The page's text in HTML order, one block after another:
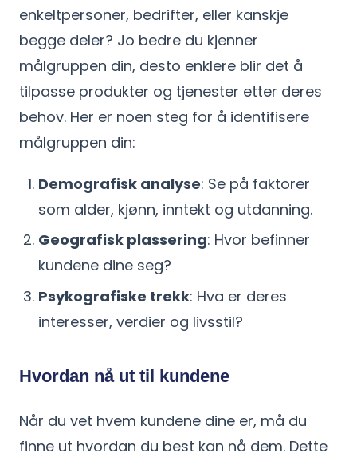
enkeltpersoner, bedrifter, eller kanskje
begge deler? Jo bedre du kjenner
målgruppen din, desto enklere blir det å
tilpasse produkter og tjenester etter deres
behov. Her er noen steg for å identifisere
målgruppen din:
Demografisk analyse: Se på faktorer
som alder, kjønn, inntekt og utdanning.
Geografisk plassering: Hvor befinner
kundene dine seg?
Psykografiske trekk: Hva er deres
interesser, verdier og livsstil?
Hvordan nå ut til kundene
Når du vet hvem kundene dine er, må du
finne ut hvordan du best kan nå dem. Dette